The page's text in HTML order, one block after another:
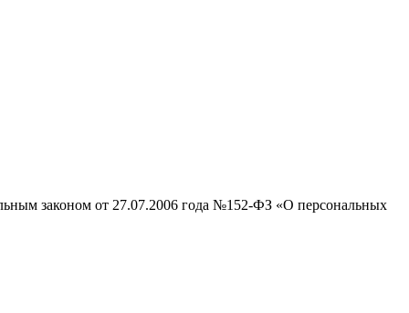
законом от 27.07.2006 года №152-ФЗ «О персональных